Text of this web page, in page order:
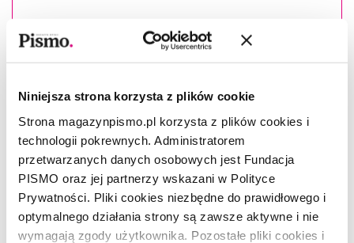
Niniejsza strona korzysta z plików cookie
Strona magazynpismo.pl korzysta z plików cookies i
technologii pokrewnych. Administratorem
przetwarzanych danych osobowych jest Fundacja
PISMO oraz jej partnerzy wskazani w Polityce
Prywatności. Pliki cookies niezbędne do prawidłowego i
optymalnego działania strony są zawsze aktywne i nie
wymagają zgody użytkownika. Pozostałe pliki cookies i
Prenumerata
dostęp online do aplikacji i serwisu
24,99 / miesiąc